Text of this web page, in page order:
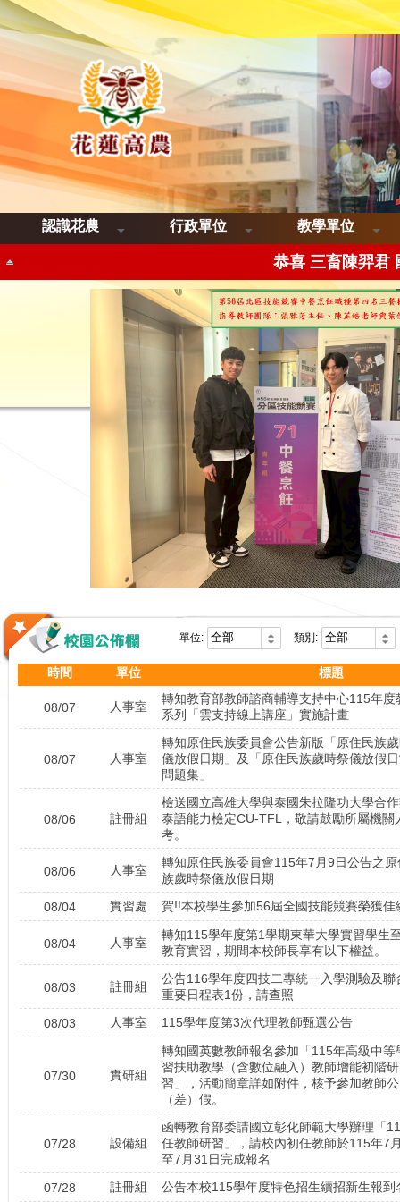
認識花農 行政單位 教學單位
恭喜三品智歐
恭喜三畜呂香慈
恭喜 三畜陳羿君
恭喜 三畜楊彭筱惠 國立屏
恭喜 三餐許瀞云
恭喜三餐陳靖
恭喜三餐趙沛
恭喜 三品智謝孟
恭喜三林楊秉宥 國立
恭喜 丘家銘
恭喜 三土許宸瑀 國
恭喜三 余采蓁
恭喜三 吳心慈
恭喜三農 彭博偉 國立
恭喜三農 范姜永翔 國
恭喜三土林明緯 市立
恭喜三土莊約瑟 市立
恭喜三農林唐薑 國立屏
恭喜三林林哲靖 國
恭喜三畜池瑋宸 國
恭喜三資汪鈺錡
恭喜三土葳浪‧阿萣 國
恭喜三土張祐宸 國立
恭喜三土程志軒 國
恭喜三土古正浩 國
恭喜三餐王欣芸 國立
恭喜三農孫鎮
單位: 類別:
時間 單位 標題
08/07 人事室
轉知教育部教師諮商輔導支持中心115年度
系列「雲支持線上講座」實施計畫
08/07 人事室
轉知原住民族委員會公告新版「原住民族
儀放假日期」及「原住民族歲時祭儀放假
問題集」
08/06 註冊組
檢送國立高雄大學與泰國朱拉隆功大學合
泰語能力檢定CU-TFL，敬請鼓勵所屬機關
考。
08/06 人事室
轉知原住民族委員會115年7月9日公告之原
族歲時祭儀放假日期
08/04
實習處 賀!!本校學生參加56屆全國技能競賽榮獲佳
08/04 人事室
轉知115學年度第1學期東華大學實習學生
教育實習，期間本校師長享有以下權益。
08/03 註冊組
公告116學年度四技二專統一入學測驗及聯
重要日程表1份，請查照
08/03
人事室 115學年度第3次代理教師甄選公告
07/30 實研組
轉知國英數教師報名參加「115年高級中等
習扶助教學（含數位融入）教師增能初階研
習」，活動簡章詳如附件，核予參加教師公
（差）假。
07/28 設備組
函轉教育部委請國立彰化師範大學辦理「
任教師研習」，請校內初任教師於115年7
至7月31日完成報名
07/28
註冊組 公告本校115學年度特色招生續招新生報到